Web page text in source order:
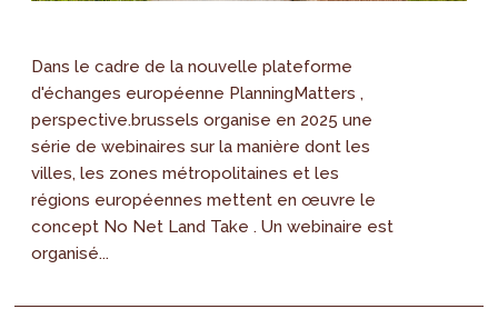
Dans le cadre de la nouvelle plateforme
d'échanges européenne PlanningMatters ,
perspective.brussels organise en 2025 une
série de webinaires sur la manière dont les
villes, les zones métropolitaines et les
régions européennes mettent en œuvre le
concept No Net Land Take . Un webinaire est
organisé...